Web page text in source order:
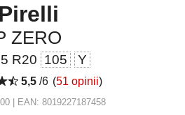
Pirelli
ZERO
R20 105 Y
5,5/6 (51 opinii)
| EAN: 8019227187458